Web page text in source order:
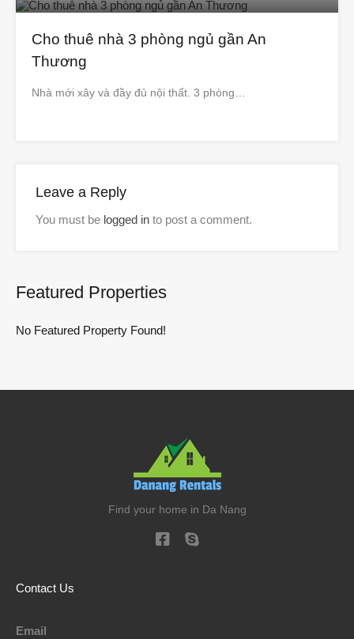
Cho thuê nhà 3 phòng ngủ gần An
Thương
Nhà mới xây và đầy đủ nội thất. 3 phòng…
Leave a Reply
You must be logged in to post a comment.
Featured Properties
No Featured Property Found!
Find your home in Da Nang
Contact Us
Email